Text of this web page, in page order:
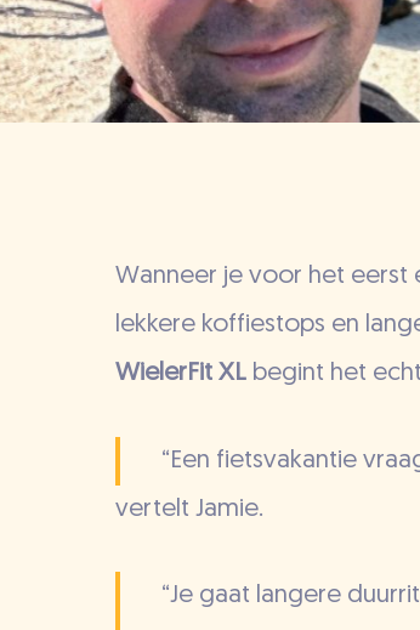
Wanneer je voor het eerst
lekkere koffiestops en
WielerFit XL begint het
“Een fietsvakantie
vertelt Jamie.
“Je gaat langere